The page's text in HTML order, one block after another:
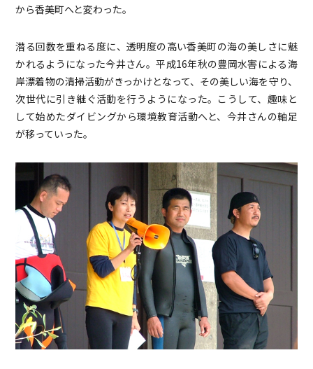
から香美町へと変わった。
潜る回数を重ねる度に、透明度の高い香美町の海の美しさに魅
かれるようになった今井さん。平成16年秋の豊岡水害による海
岸漂着物の清掃活動がきっかけとなって、その美しい海を守り、
次世代に引き継ぐ活動を行うようになった。こうして、趣味と
して始めたダイビングから環境教育活動へと、今井さんの軸足
が移っていった。